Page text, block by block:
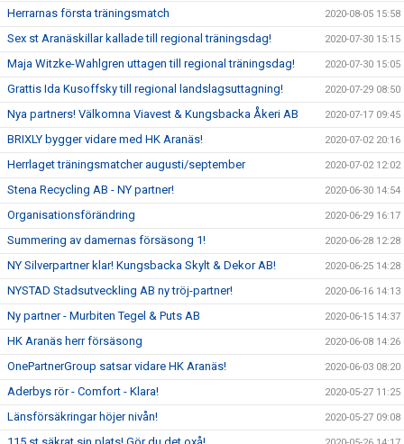
Herrarnas första träningsmatch 2020-08-05 15:58
Sex st Aranäskillar kallade till regional träningsdag! 2020-07-30 15:15
Maja Witzke-Wahlgren uttagen till regional träningsdag! 2020-07-30 15:05
Grattis Ida Kusoffsky till regional landslagsuttagning! 2020-07-29 08:50
Nya partners! Välkomna Viavest & Kungsbacka Åkeri AB 2020-07-17 09:45
BRIXLY bygger vidare med HK Aranäs! 2020-07-02 20:16
Herrlaget träningsmatcher augusti/september 2020-07-02 12:02
Stena Recycling AB - NY partner! 2020-06-30 14:54
Organisationsförändring 2020-06-29 16:17
Summering av damernas försäsong 1! 2020-06-28 12:28
NY Silverpartner klar! Kungsbacka Skylt & Dekor AB! 2020-06-25 14:28
NYSTAD Stadsutveckling AB ny tröj-partner! 2020-06-16 14:13
Ny partner - Murbiten Tegel & Puts AB 2020-06-15 14:37
HK Aranäs herr försäsong 2020-06-08 14:26
OnePartnerGroup satsar vidare HK Aranäs! 2020-06-03 08:20
Aderbys rör - Comfort - Klara! 2020-05-27 11:25
Länsförsäkringar höjer nivån! 2020-05-27 09:08